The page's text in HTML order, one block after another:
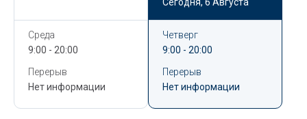
Среда
9:00 - 20:00
Перерыв
Нет информации
Четверг
9:00 - 20:00
Перерыв
Нет информации